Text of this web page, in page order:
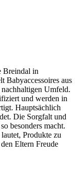
Breindal in
Babyaccessoires aus
Umfeld.
und werden in
Hauptsächlich
Die Sorgfalt und
besonders macht.
Produkte zu
Eltern Freude